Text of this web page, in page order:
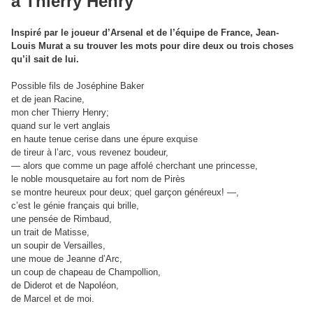
Inspiré par le joueur d’Arsenal et de l’équipe de France, Jean-
Louis Murat a su trouver les mots pour dire deux ou trois choses
qu’il sait de lui.
Possible fils de Joséphine Baker
et de jean Racine,
mon cher Thierry Henry;
quand sur le vert anglais
en haute tenue cerise dans une épure exquise
de tireur à l’arc, vous revenez boudeur,
— alors que comme un page affolé cherchant une princesse,
le noble mousquetaire au fort nom de Pirès
se montre heureux pour deux; quel garçon généreux! —,
c’est le génie français qui brille,
une pensée de Rimbaud,
un trait de Matisse,
un soupir de Versailles,
une moue de Jeanne d’Arc,
un coup de chapeau de Champollion,
de Diderot et de Napoléon,
de Marcel et de moi.